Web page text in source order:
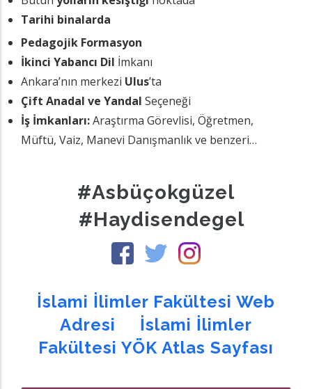
Tarihi binalarda
Pedagojik Formasyon
İkinci Yabancı Dil İmkanı
Ankara’nın merkezi Ulus’ta
Çift Anadal ve Yandal Seçeneği
İş İmkanları:Araştırma Görevlisi, Öğretmen,
Müftü, Vaiz, Manevi Danışmanlık ve benzeri…
#asbüçokgüzel
#haydisendegel
İslami İlimler Fakültesi Web
Adresi
İslami İlimler
Fakültesi YÖK Atlas Sayfası